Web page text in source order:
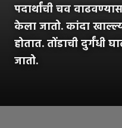
पदार्थांची चव
केला जातो. कांदा
होतात. तोंडाची दुर्गंधी
जातो.